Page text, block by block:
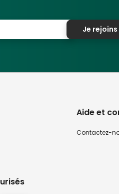
Je rejoins
Aide et
Contactez-